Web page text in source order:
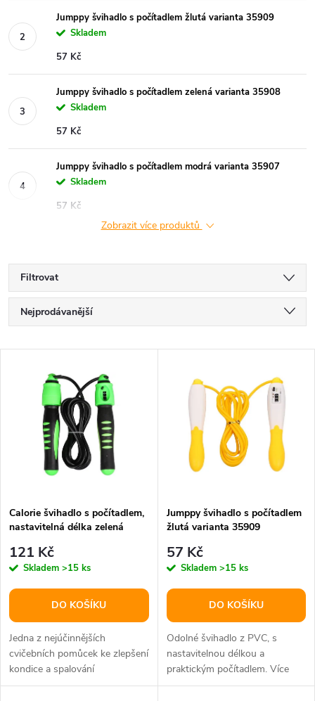
Jumppy švihadlo s počítadlem žlutá varianta 35909
Skladem
57 Kč
Jumppy švihadlo s počítadlem zelená varianta 35908
Skladem
57 Kč
Jumppy švihadlo s počítadlem modrá varianta 35907
Skladem
57 Kč
Zobrazit více produktů
Filtrovat
Ř
a
p
r
o
d
u
Nejprodávanější
Abecedně
s
p
r
o
d
u
Calorie švihadlo s počítadlem,
nastavitelná délka zelená
121 Kč
Skladem >15 ks
DO KOŠÍKU
Jedna z nejúčinnějších
cvičebních pomůcek ke zlepšení
kondice a spalování
přebytečných kalorií.
Jumppy švihadlo s počítadlem
žlutá varianta 35909
57 Kč
Skladem >15 ks
DO KOŠÍKU
Odolné švihadlo z PVC, s
nastavitelnou délkou a
praktickým počítadlem. Více
barevných variant.